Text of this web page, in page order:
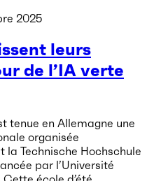
2025
leurs
de l’IA verte
tenue en Allemagne une
organisée
Technische Hochschule
par l’Université